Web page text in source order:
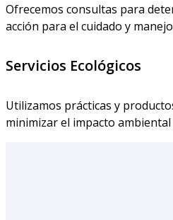
Ofrecemos consultas para
acción para el cuidado y
Servicios Ecológicos
Utilizamos prácticas y
minimizar el impacto